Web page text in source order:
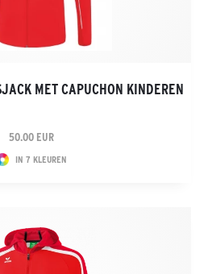
MET CAPUCHON KINDEREN
50.00 EUR
IN 7 KLEUREN